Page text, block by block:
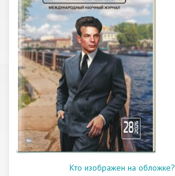
Кто изображен на обложке?